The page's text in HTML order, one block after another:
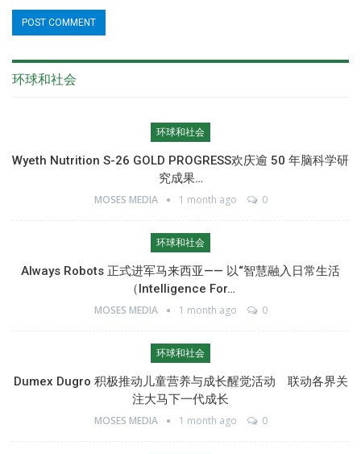
环球和社会
环球和社会
Wyeth Nutrition S-26 GOLD PROGRESS欢庆逾 50 年脑科学研
究成果…
MOSES MEDIA 1 month ago 0
环球和社会
Always Robots 正式进军马来西亚—— 以“智慧融入日常生活
（Intelligence For…
MOSES MEDIA 1 month ago 0
环球和社会
Dumex Dugro 积极推动儿童营养与成长醒觉活动 联动各界关
注大马下一代成长
MOSES MEDIA 1 month ago 0